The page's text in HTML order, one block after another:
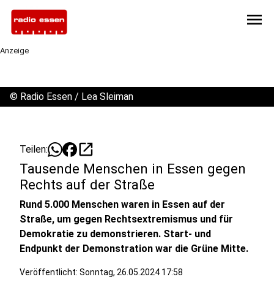
menu
Anzeige
© Radio Essen / Lea Sleiman
Teilen: open_in_new
Tausende Menschen in Essen gegen
Rechts auf der Straße
Rund 5.000 Menschen waren in Essen auf der
Straße, um gegen Rechtsextremismus und für
Demokratie zu demonstrieren. Start- und
Endpunkt der Demonstration war die Grüne Mitte.
Veröffentlicht: Sonntag, 26.05.2024 17:58